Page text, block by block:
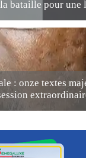
bataille pour
: onze textes